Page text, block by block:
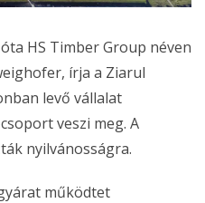
HS Timber Group néven
írja a Ziarul
levő vállalat
veszi meg. A
nyilvánosságra.
működtet